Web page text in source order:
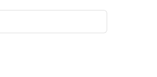
ログイン